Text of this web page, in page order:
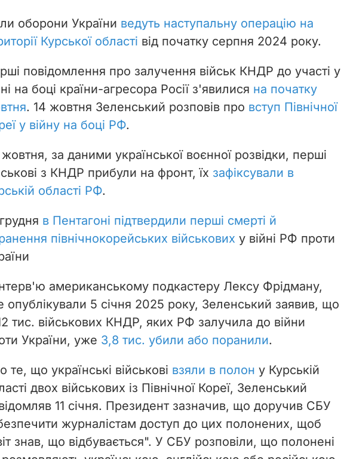
оборони України ведуть наступальну операцію на
Курської області від початку серпня 2024 року.
повідомлення про залучення військ КНДР до участі у
на боці країни-агресора Росії з'явилися на початку
. 14 жовтня Зеленський розповів про вступ Північної
у війну на боці РФ.
за даними української воєнної розвідки, перші
з КНДР прибули на фронт, їх зафіксували в
області РФ.
в Пентагоні підтвердили перші смерті й
північнокорейських військових у війні РФ проти
американському подкастеру Лексу Фрідману,
опублікували 5 січня 2025 року, Зеленський заявив, що
тис. військових КНДР, яких РФ залучила до війни
України, уже 3,8 тис. убили або поранили.
те, що українські військові взяли в полон у Курській
двох військових із Північної Кореї, Зеленський
11 січня. Президент зазначив, що доручив СБУ
журналістам доступ до цих полонених, щоб
знав, що відбувається". У СБУ розповіли, що полонені